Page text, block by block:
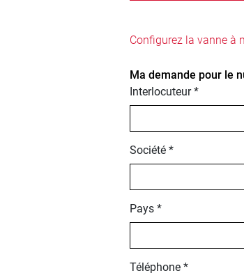
Configurez la vanne à
Ma demande pour le
Interlocuteur *
Société *
Pays *
Téléphone *